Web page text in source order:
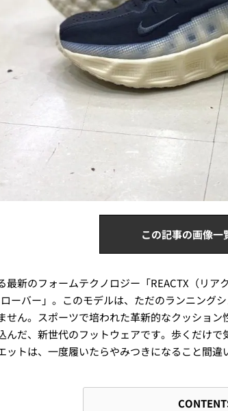
この記事の画像一
最新のフォームテクノロジー「REACTX（リ
ーバー」。このモデルは、ただのランニング
せん。スポーツで培われた革新的なクッショ
んだ、新世代のフットウェアです。歩くだけ
ットは、一度履いたらやみつきになること間違